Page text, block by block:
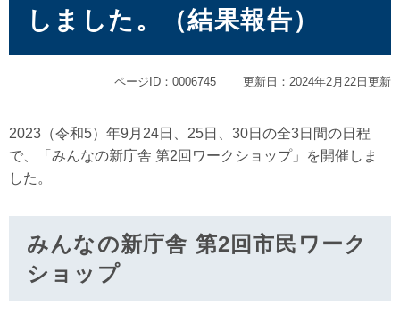
しました。（結果報告）
ページID：0006745 更新日：2024年2月22日更新
2023（令和5）年9月24日、25日、30日の全3日間の日程
で、「みんなの新庁舎 第2回ワークショップ」を開催しま
した。
みんなの新庁舎 第2回市民ワーク
ショップ